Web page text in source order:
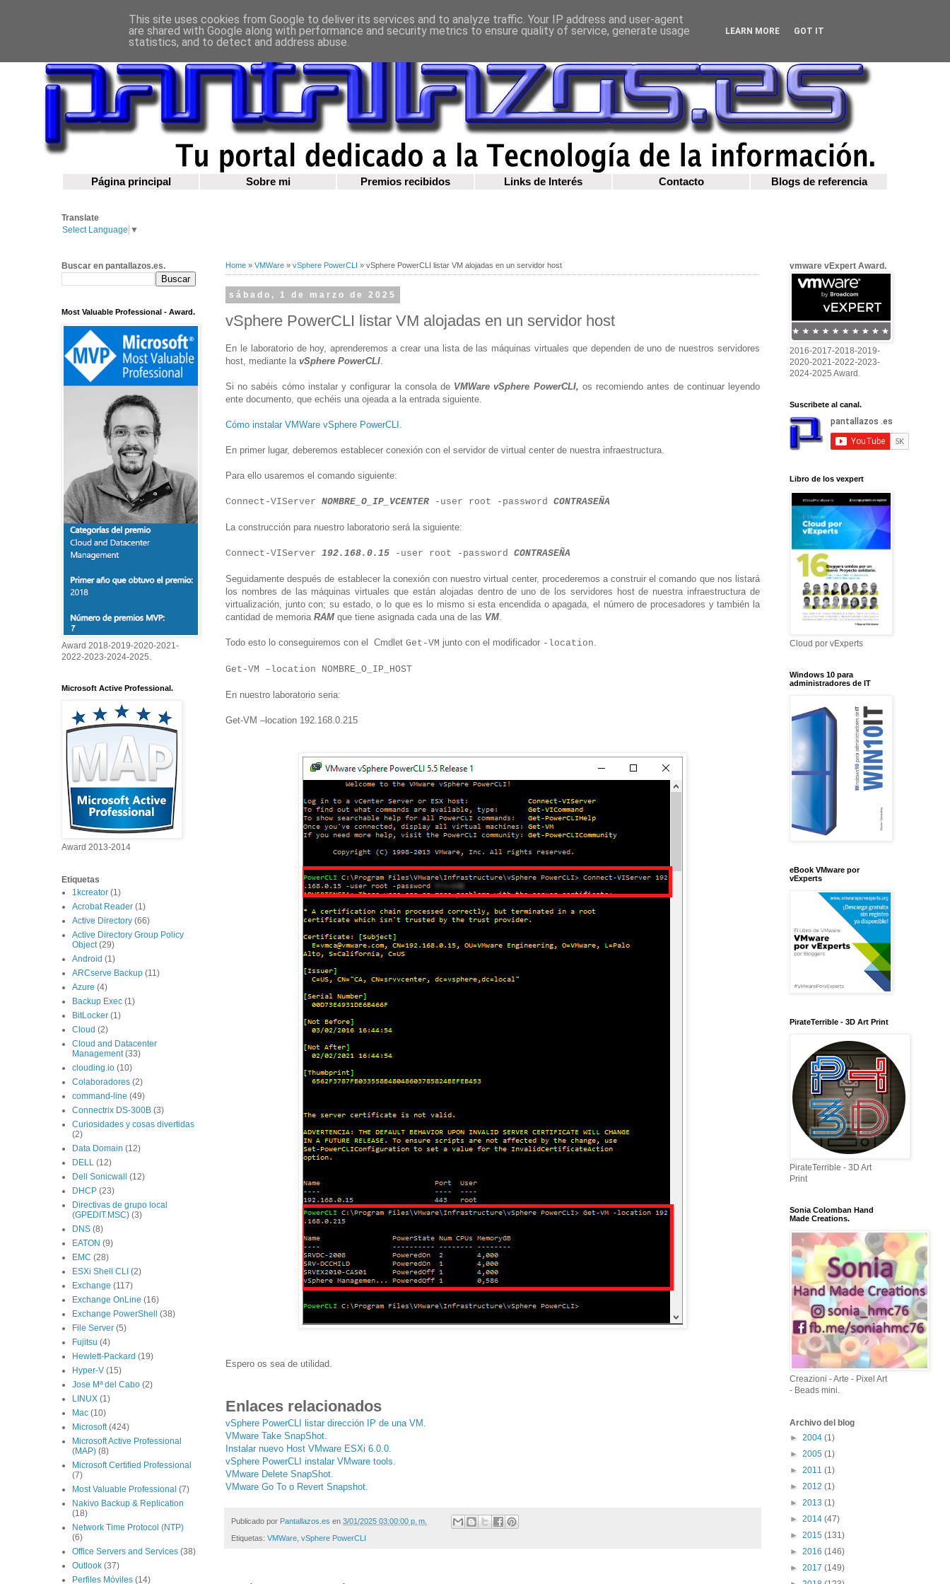
Página principal Sobre mi Premios recibidos Links de Interés Contacto Blogs de referencia
Translate
Select Language ▼
Home » VMWare » vSphere PowerCLI » vSphere PowerCLI listar VM alojadas en un servidor host
sábado, 1 de marzo de 2025
vSphere PowerCLI listar VM alojadas en un servidor host
En le laboratorio de hoy, aprenderemos a crear una lista de las máquinas virtuales que dependen de uno de nuestros servidores
host, mediante la vSphere PowerCLI
Si no sabéis cómo instalar y configurar la consola de VMWare vSphere PowerCLI, os recomiendo antes de continuar leyendo
ente documento, que echéis una ojeada a la entrada siguiente.
Cómo instalar VMWare vSphere PowerCLI.
En primer lugar, deberemos establecer conexión con el servidor de virtual center de nuestra infraestructura.
Para ello usaremos el comando siguiente:
Connect-VIServer NOMBRE_O_IP_VCENTER -user root -password CONTRASEÑA
La construcción para nuestro laboratorio será la siguiente:
Connect-VIServer 192.168.0.15 -user root -password CONTRASEÑA
Seguidamente después de establecer la conexión con nuestro virtual center, procederemos a construir el comando que nos listará
los nombres de las máquinas virtuales que están alojadas dentro de uno de los servidores host de nuestra infraestructura de
virtualización, junto con; su estado, o lo que es lo mismo si esta encendida o apagada, el número de procesadores y también la
cantidad de memoria RAM que tiene asignada cada una de las VM
Todo esto lo conseguiremos con el Cmdlet Get-VM junto con el modificador -location
Get-VM –location NOMBRE_O_IP_HOST
En nuestro laboratorio seria:
Get-VM –location 192.168.0.215
Espero os sea de utilidad.
Enlaces relacionados
vSphere PowerCLI listar dirección IP de una VM.
VMware Take SnapShot.
Instalar nuevo Host VMware ESXi 6.0.0.
vSphere PowerCLI instalar VMware tools.
VMware Delete SnapShot.
VMware Go To o Revert Snapshot.
Publicado por Pantallazos.es en 3/01/2025 03:00:00 p. m.
Etiquetas: VMWare vSphere PowerCLI
Buscar en pantallazos.es.
Most Valuable Professional - Award.
Award 2018-2019-2020-2021-
2022-2023-2024-2025.
Microsoft Active Professional.
Award 2013-2014
Etiquetas
1kcreator (1)
Acrobat Reader (1)
Active Directory (66)
Active Directory Group Policy
Object (29)
Android (1)
ARCserve Backup (11)
Azure (4)
Backup Exec (1)
BitLocker (1)
Cloud (2)
Cloud and Datacenter
Management (33)
clouding.io (10)
Colaboradores (2)
command-line (49)
Connectrix DS-300B (3)
Curiosidades y cosas divertidas
(2)
Data Domain (12)
DELL (12)
Dell Sonicwall (12)
DHCP (23)
Directivas de grupo local
(GPEDIT.MSC) (3)
DNS (8)
EATON (9)
EMC (28)
ESXi Shell CLI (2)
Exchange (117)
Exchange OnLine (16)
Exchange PowerShell (38)
File Server (5)
Fujitsu (4)
Hewlett-Packard (19)
Hyper-V (15)
Jose Mª del Cabo (2)
LINUX (1)
Mac (10)
Microsoft (424)
Microsoft Active Professional
(MAP) (8)
Microsoft Certified Professional
(7)
Most Valuable Professional (7)
Nakivo Backup & Replication
(18)
Network Time Protocol (NTP)
(6)
Office Servers and Services (38)
Outlook (37)
Perfiles Móviles (14)
vmware vExpert Award.
2016-2017-2018-2019-
2020-2021-2022-2023-
2024-2025 Award.
Suscribete al canal.
Libro de los vexpert
Cloud por vExperts
Windows 10 para
administradores de IT
eBook VMware por
vExperts
PirateTerrible - 3D Art Print
PirateTerrible - 3D Art
Print
Sonia Colomban Hand
Made Creations.
Creazioni - Arte - Pixel Art
- Beads mini.
Archivo del blog
► 2004 (1)
► 2005 (1)
► 2011 (1)
► 2012 (1)
► 2013 (1)
► 2014 (47)
► 2015 (131)
► 2016 (146)
► 2017 (149)
This site uses cookies from Google to deliver its services and to analyze traffic. Your IP address and user-agent
are shared with Google along with performance and security metrics to ensure quality of service, generate usage
statistics, and to detect and address abuse.
LEARN MORE GOT IT